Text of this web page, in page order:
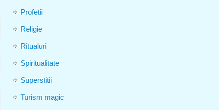
Profetii
Religie
Ritualuri
Spiritualitate
Superstitii
Turism magic